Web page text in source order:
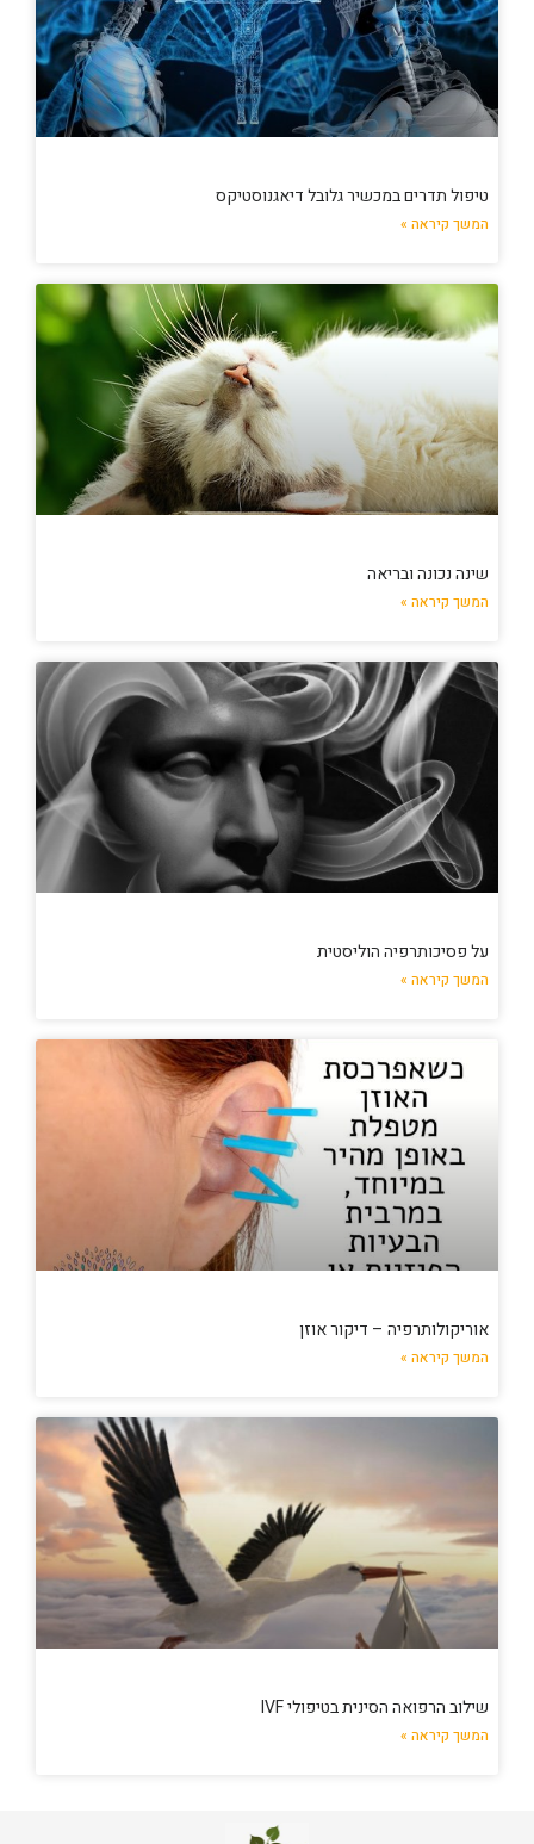
טיפול תדרים במכשיר גלובל דיאגנוסטיקס
המשך קיראה »
שינה נכונה ובריאה
המשך קיראה »
על פסיכותרפיה הוליסטית
המשך קיראה »
אוריקולותרפיה – דיקור אוזן
המשך קיראה »
שילוב הרפואה הסינית בטיפולי IVF
המשך קיראה »